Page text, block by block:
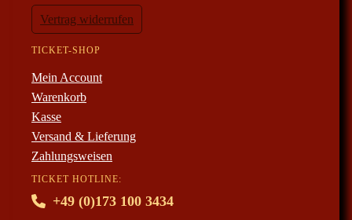
Vertrag widerrufen
TICKET-SHOP
Mein Account
Warenkorb
Kasse
Versand & Lieferung
Zahlungsweisen
TICKET HOTLINE:
+49 (0)173 100 3434